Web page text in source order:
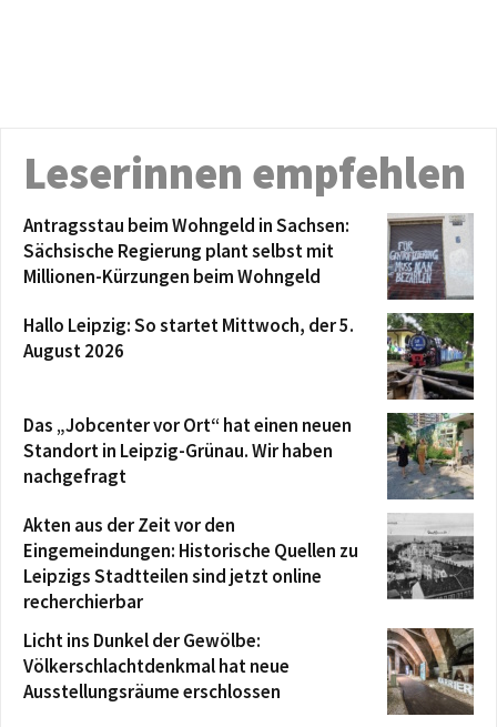
Leserinnen empfehlen
Antragsstau beim Wohngeld in Sachsen:
Sächsische Regierung plant selbst mit
Millionen-Kürzungen beim Wohngeld
Hallo Leipzig: So startet Mittwoch, der 5.
August 2026
Das „Jobcenter vor Ort“ hat einen neuen
Standort in Leipzig-Grünau. Wir haben
nachgefragt
Akten aus der Zeit vor den
Eingemeindungen: Historische Quellen zu
Leipzigs Stadtteilen sind jetzt online
recherchierbar
Licht ins Dunkel der Gewölbe:
Völkerschlachtdenkmal hat neue
Ausstellungsräume erschlossen